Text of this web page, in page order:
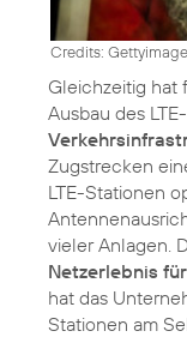
Credits:
Gleichzeitig hat
Ausbau des
Zugstrecken
LTE-Stationen
vieler Anlagen.
Netzerlebnis
hat das
Stationen am